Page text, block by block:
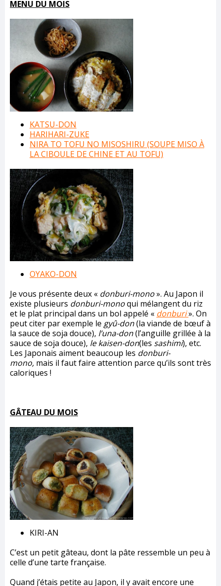
MENU DU MOIS
KATSU-DON
HARIHARI-ZUKE
NIRA TO TOFU NO MISOSHIRU (SOUPE MISO À
LA CIBOULE DE CHINE ET AU TOFU)
OYAKO-DON
Je vous présente deux « donburi-mono». Au Japon il
existe plusieurs donburi-monoqui mélangent du riz
et le plat principal dans un bol appelé « donburi». On
peut citer par exemple le gyû-don(la viande de bœuf à
la sauce de soja douce), l’una-don(l’anguille grillée à la
sauce de soja douce), le kaisen-don(les sashimi), etc.
Les Japonais aiment beaucoup les donburi-
mono, mais il faut faire attention parce qu’ils sont très
caloriques !
GÂTEAU DU MOIS
KIRI-AN
C’est un petit gâteau, dont la pâte ressemble un peu à
celle d’une tarte française.
Quand j’étais petite au Japon, il y avait encore une